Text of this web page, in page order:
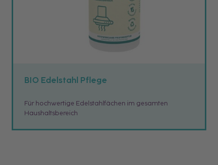
BIO Edelstahl Pflege
Für hochwertige Edelstahlfächen im gesamten
Haushaltsbereich